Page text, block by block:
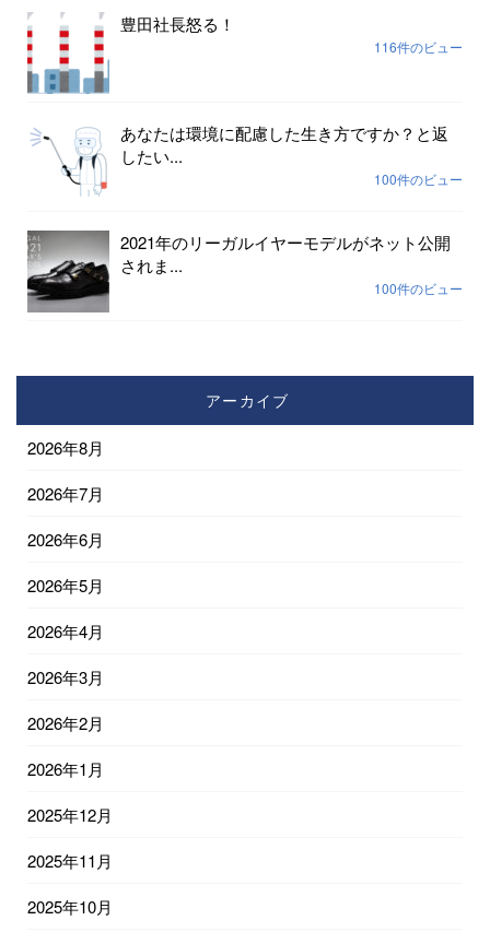
豊田社長怒る！
116件のビュー
あなたは環境に配慮した生き方ですか？と返
したい...
100件のビュー
2021年のリーガルイヤーモデルがネット公開
されま...
100件のビュー
アーカイブ
2026年8月
2026年7月
2026年6月
2026年5月
2026年4月
2026年3月
2026年2月
2026年1月
2025年12月
2025年11月
2025年10月